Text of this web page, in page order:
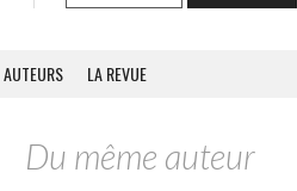
AUTEURS LA REVUE
Du même auteur